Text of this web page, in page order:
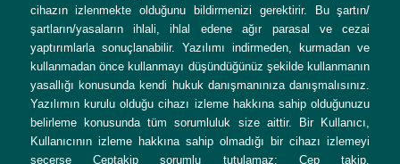
cihazın izlenmekte olduğunu bildirmenizi gerektirir. Bu şartın/
şartların/yasaların ihlali, ihlal edene ağır parasal ve cezai
yaptırımlarla sonuçlanabilir. Yazılımı indirmeden, kurmadan ve
kullanmadan önce kullanmayı düşündüğünüz şekilde kullanmanın
yasallığı konusunda kendi hukuk danışmanınıza danışmalısınız.
Yazılımın kurulu olduğu cihazı izleme hakkına sahip olduğunuzu
belirleme konusunda tüm sorumluluk size aittir. Bir Kullanıcı,
Kullanıcının izleme hakkına sahip olmadığı bir cihazı izlemeyi
seçerse Ceptakip sorumlu tutulamaz; Cep takip,